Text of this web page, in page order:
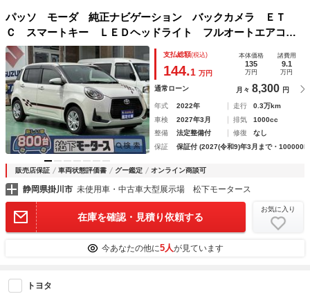
パッソ モーダ 純正ナビゲーション バックカメラ ＥＴ
Ｃ スマートキー ＬＥＤヘッドライト フルオートエアコ
ン 衝突被害軽減ブレーキ クリアランスソナー オートマチ
ックハイビーム アイドリングストップ オートライト
支払総額(税込)
144.1 万円
本体価格
135
万円
諸費用
9.1
万円
通常ローン 月々 8,300 円
年式 2022年 走行
0.3万km
車検
2027年3月 排気
1000cc
整備
法定整備付 修復
なし
保証
保証付 (2027(令和9)年3月まで・
販売店保証 車両状態評価書 グー鑑定 オンライン商談可
静岡県掛川市 未使用車・中古車大型展示場 松下モータース
在庫を確認・見積り依頼する
お気に入り
今あなたの他に5人が見ています
トヨタ